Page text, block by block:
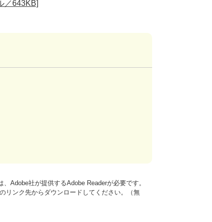
／643KB]
Adobe社が提供するAdobe Readerが必要です。
リンク先からダウンロードしてください。（無